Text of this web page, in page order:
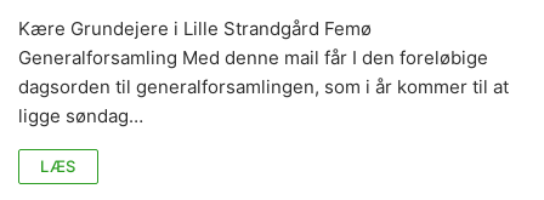
Kære Grundejere i Lille Strandgård Femø
Generalforsamling Med denne mail får I den foreløbige
dagsorden til generalforsamlingen, som i år kommer til at
ligge søndag…
LÆS